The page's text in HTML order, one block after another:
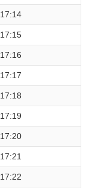
17:14
17:15
17:16
17:17
17:18
17:19
17:20
17:21
17:22